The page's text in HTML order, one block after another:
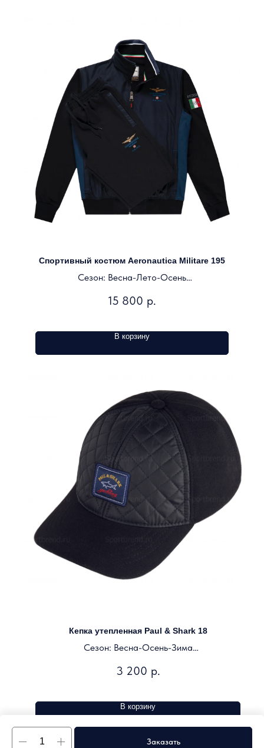
Заказать
Спортивный костюм Aeronautica Militare 195
Сезон: Весна-Лето-Осень
15 800 р.
В корзину
Кепка утепленная Paul & Shark 18
Сезон: Весна-Осень-Зима
3 200 р.
В корзину